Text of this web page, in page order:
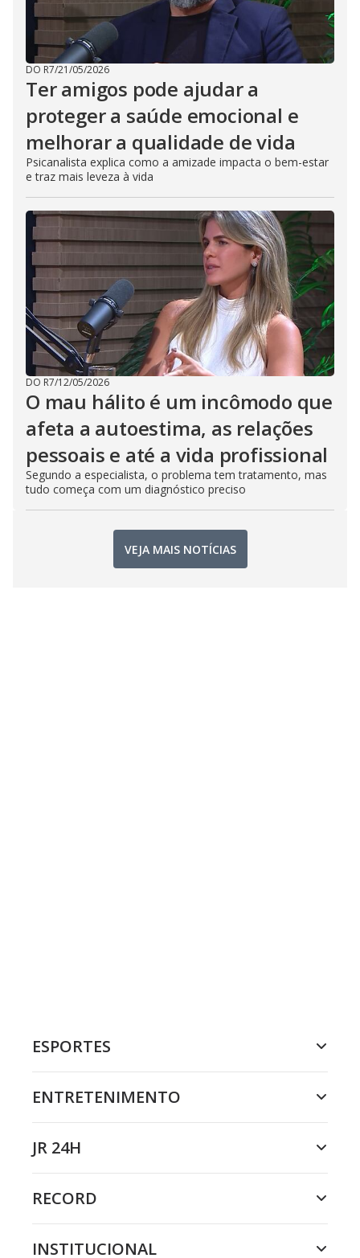
DO R7/21/05/2026
Ter amigos pode ajudar a
proteger a saúde emocional e
melhorar a qualidade de vida
Psicanalista explica como a amizade impacta o bem-estar
e traz mais leveza à vida
DO R7/12/05/2026
O mau hálito é um incômodo que
afeta a autoestima, as relações
pessoais e até a vida profissional
Segundo a especialista, o problema tem tratamento, mas
tudo começa com um diagnóstico preciso
VEJA MAIS NOTÍCIAS
ESPORTES
ENTRETENIMENTO
JR 24H
RECORD
INSTITUCIONAL